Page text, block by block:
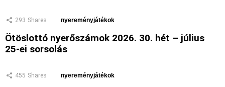
293 Shares nyereményjátékok
Ötöslottó nyerőszámok 2026. 30. hét – július
25-ei sorsolás
455 Shares nyereményjátékok